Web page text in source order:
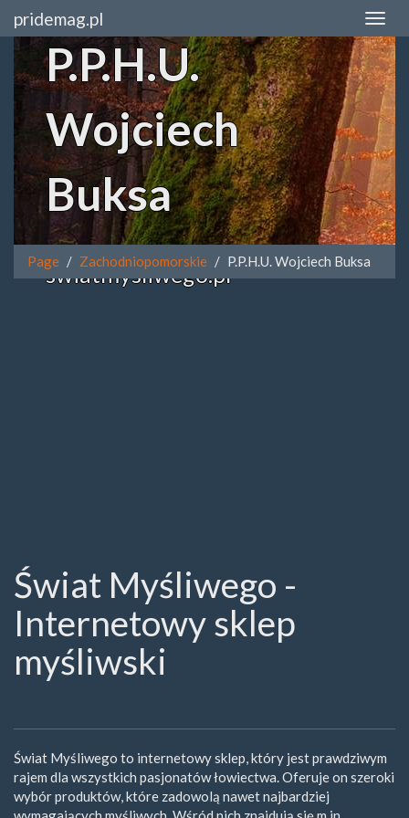
pridemag.pl
P.P.H.U.
Wojciech
Buksa
swiatmysliwego.pl
Page Zachodniopomorskie P.P.H.U. Wojciech Buksa
Świat Myśliwego -
Internetowy sklep
myśliwski
Świat Myśliwego to internetowy sklep, który jest prawdziwym
rajem dla wszystkich pasjonatów łowiectwa. Oferuje on szeroki
wybór produktów, które zadowolą nawet najbardziej